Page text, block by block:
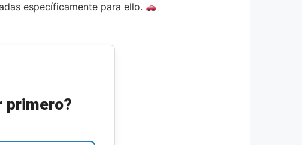
específicamente para ello.
primero?